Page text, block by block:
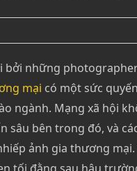
bởi những
mại có một sức
ngành. Mạng xã hội
sâu bên trong đó, và
ảnh gia thương